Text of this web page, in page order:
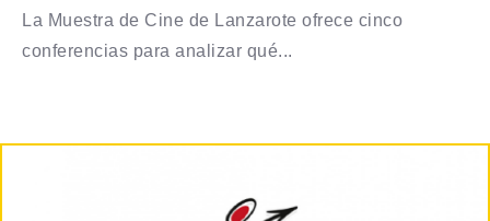
La Muestra de Cine de Lanzarote ofrece cinco
conferencias para analizar qué...